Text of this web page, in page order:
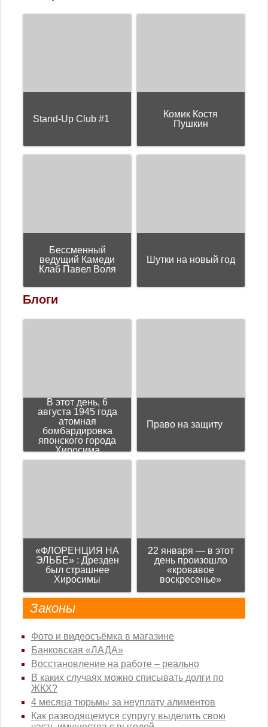
Stand-Up Club #1
Комик Костя
Пушкин
Бессменный
ведущий Камеди
Клаб Павел Воля
Шутки на новый год
Блоги
В этот день, 6
августа 1945 года
атомная
бомбардировка
японского города
Хиросима
Право на защиту
«ФЛОРЕНЦИЯ НА
ЭЛЬБЕ» : Дрезден
был страшнее
Хиросимы
22 января — в этот
день произошло
«кровавое
воскресенье»
Законы
Фото и видеосъёмка в магазине
Банковская «ЛАДА»
Восстановление на работе – реально
В каких случаях можно списывать долги по
ЖКХ?
4 месяца тюрьмы за неуплату алиментов
Как разводящемуся супругу выделить свою